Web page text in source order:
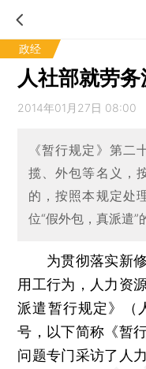
政经
人社部就劳
2014年01月27日 08:00
《暂行规定》第二
揽、外包等名义，
的，按照本规定处
位“假外包，真派遣”
为贯彻落实新修
用工行为，人力资
派遣暂行规定》（
号，以下简称《暂
问题专门采访了人